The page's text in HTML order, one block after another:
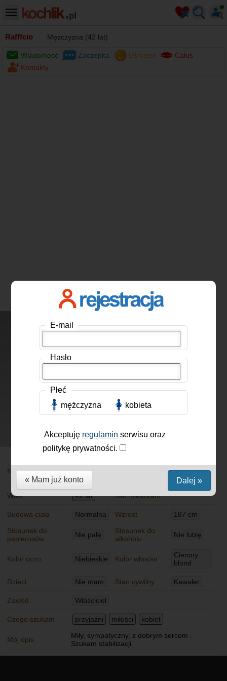
Rafffcio Mężczyzna (42 lat)
Wiadomość Zaczepka Uśmiech
Całus
Kontakty
Imię Rafał
Polska
Pionki
Wiek 42 lat Jak mieszkam
Budowa ciała Normalna Wzrost
187 cm
Stosunek do
papierosów
Nie palę
Stosunek do
alkoholu
Nie lubię
Kolor oczu Niebieskie Kolor włosów
Ciemny
blond
Dzieci Nie mam Stan cywilny Kawaler
Zawód Właściciel
Czego szukam przyjaźni miłości kobiet
Mój opis
Miły, sympatyczny, z dobrym sercem .
Szukam stabilizacji
E-mail
Hasło
Płeć
mężczyzna
kobieta
Akceptuję regulamin serwisu oraz
politykę prywatności.
« Mam już konto Dalej »